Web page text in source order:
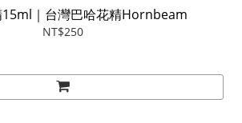
｜台灣巴哈花精Hornbeam
NT$250